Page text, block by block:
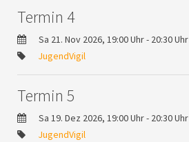
Termin 4
Sa 21. Nov 2026, 19:00 Uhr - 20:30 Uhr
JugendVigil
Termin 5
Sa 19. Dez 2026, 19:00 Uhr - 20:30 Uhr
JugendVigil